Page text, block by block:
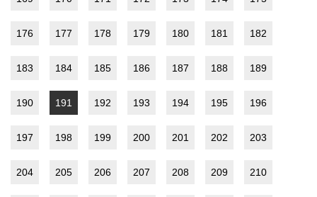
176 177 178 179 180 181 182
183 184 185 186 187 188 189
190 191 192 193 194 195 196
197 198 199 200 201 202 203
204 205 206 207 208 209 210